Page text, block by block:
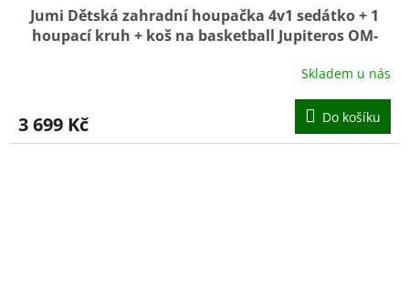
Jumi Dětská zahradní houpačka 4v1 sedátko + 1
houpací kruh + koš na basketball Jupiteros OM-
Skladem u nás
3 699 Kč Do košíku